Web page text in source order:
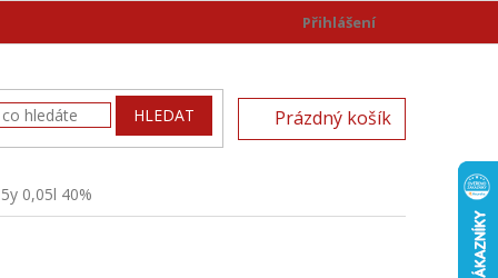
Přihlášení
HLEDAT
NÁKUPNÍ
KOŠÍK
Prázdný košík
0,05l 40%